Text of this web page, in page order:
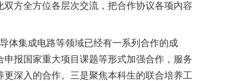
方全方位各层次交流，把合作协议各项内容
体集成电路等领域已经有一系列合作的成
报国家重大项目课题等形式加强合作，服务
深入的合作。三是聚焦本科生的联合培养工